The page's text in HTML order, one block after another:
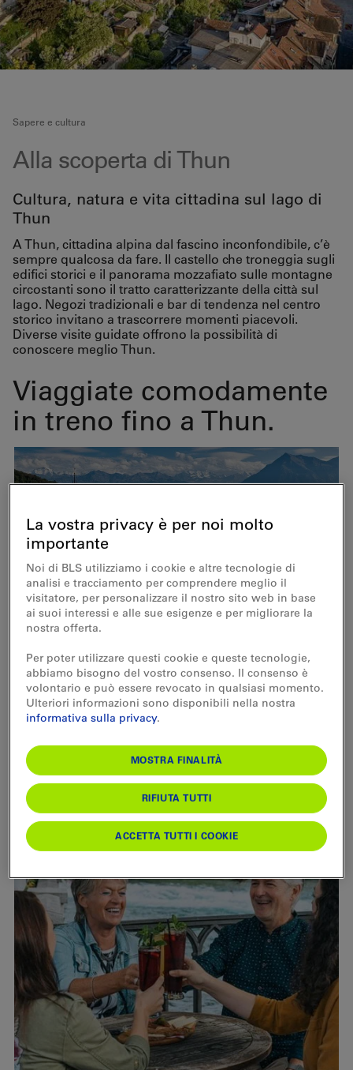
Sapere e cultura
Alla scoperta di Thun
Cultura, natura e vita cittadina sul lago di
Thun
A Thun, cittadina alpina dal fascino inconfondibile, c’è
sempre qualcosa da fare. Il castello che troneggia sugli
edifici storici e il panorama mozzafiato sulle montagne
circostanti sono il tratto caratterizzante della città sul
lago. Negozi tradizionali e bar di tendenza nel centro
storico invitano a trascorrere momenti piacevoli.
Diverse visite guidate offrono la possibilità di
conoscere meglio Thun.
Viaggiate comodamente
in treno fino a Thun.
Attrazioni
Visite guidate
La vostra privacy è per noi molto
importante
Noi di BLS utilizziamo i cookie e altre tecnologie di
analisi e tracciamento per comprendere meglio il
visitatore, per personalizzare il nostro sito web in base
ai suoi interessi e alle sue esigenze e per migliorare la
nostra offerta.
Per poter utilizzare questi cookie e queste tecnologie,
abbiamo bisogno del vostro consenso. Il consenso è
volontario e può essere revocato in qualsiasi momento.
Ulteriori informazioni sono disponibili nella nostra
informativa sulla privacy.
MOSTRA FINALITÀ
RIFIUTA TUTTI
ACCETTA TUTTI I COOKIE